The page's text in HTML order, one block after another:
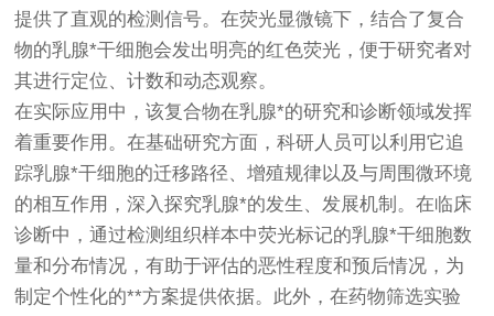
提供了直观的检测信号。在荧光显微镜下，结合了复合
物的乳腺*干细胞会发出明亮的红色荧光，便于研究者对
其进行定位、计数和动态观察。
在实际应用中，该复合物在乳腺*的研究和诊断领域发挥
着重要作用。在基础研究方面，科研人员可以利用它追
踪乳腺*干细胞的迁移路径、增殖规律以及与周围微环境
的相互作用，深入探究乳腺*的发生、发展机制。在临床
诊断中，通过检测组织样本中荧光标记的乳腺*干细胞数
量和分布情况，有助于评估的恶性程度和预后情况，为
制定个性化的**方案提供依据。此外，在药物筛选实验